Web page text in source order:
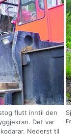
flutt inntil den
Det var
Nederst til
Sjå